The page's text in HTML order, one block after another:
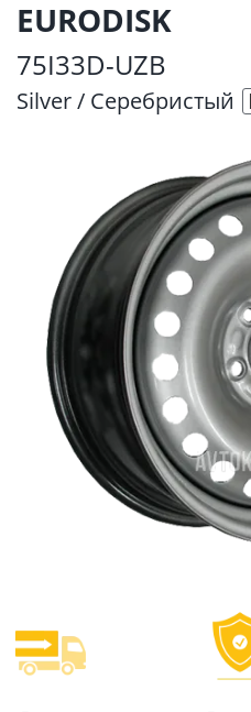
EURODISK
75I33D-UZB
Silver / Серебристый